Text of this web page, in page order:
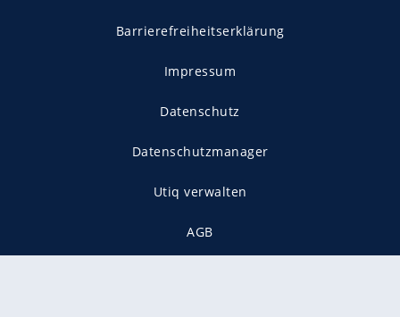
Barrierefreiheitserklärung
Impressum
Datenschutz
Datenschutzmanager
Utiq verwalten
AGB